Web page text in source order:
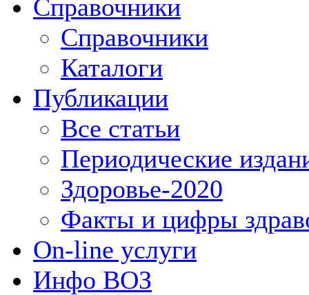
Справочники
Справочники
Каталоги
Публикации
Все статьи
Периодические
Здоровье-2020
Факты и цифры
On-line услуги
Инфо ВОЗ